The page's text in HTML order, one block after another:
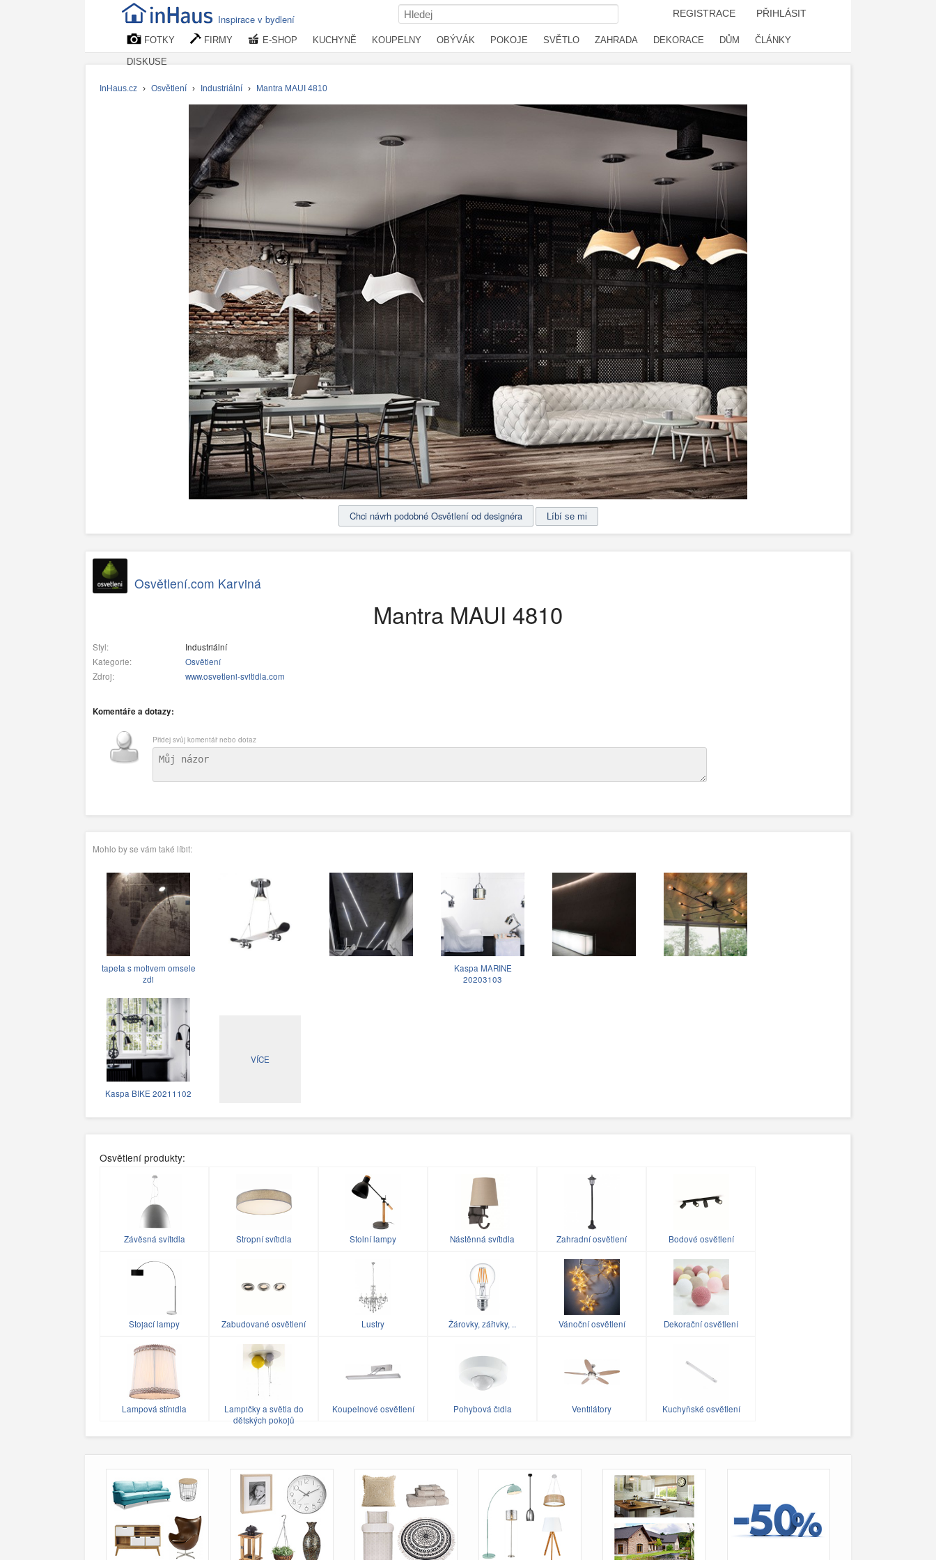
Inspirace v bydlení REGISTRACE PŘIHLÁSIT
FOTKY FIRMY E-SHOP KUCHYNĚ KOUPELNY OBÝVÁK POKOJE SVĚTLO ZAHRADA DEKORACE DŮM ČLÁNKY
DISKUSE
InHaus.cz › Osvětlení › Industriální › Mantra MAUI 4810
Chci návrh podobné Osvětlení od designéra
Osvětlení.com Karviná
Mantra MAUI 4810
Styl:
Industriální
Kategorie:
Osvětlení
Zdroj:
www.osvetleni-svitidla.com
Komentáře a dotazy:
Přidej svůj komentář nebo dotaz
Mohlo by se vám také líbit:
tapeta s motivem omsele
zdi
Kaspa MARINE
20203103
Kaspa BIKE 20211102
VÍCE
Osvětlení produkty:
Závěsná svítidla Stropní svítidla Stolní lampy Nástěnná svítidla Zahradní osvětlení Bodové osvětlení
Stojací lampy Zabudované osvětlení Lustry Žárovky, zářivky, .. Vánoční osvětlení Dekorační osvětlení
Lampová stínidla
Lampičky a světla do
dětských pokojů
Koupelnové osvětlení Pohybová čidla Ventilátory Kuchyňské osvětlení